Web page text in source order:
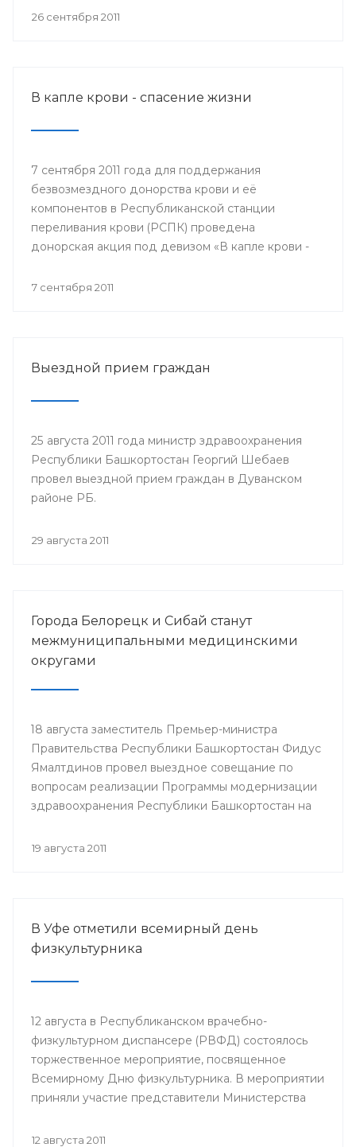
мобильном пункте заготовки крови донором мог
26 сентября 2011
В капле крови - спасение жизни
7 сентября 2011 года для поддержания
безвозмездного донорства крови и её
компонентов в Республиканской станции
переливания крови (РСПК) проведена
донорская акция под девизом «В капле крови -
7 сентября 2011
Выездной прием граждан
25 августа 2011 года министр здравоохранения
Республики Башкортостан Георгий Шебаев
провел выездной прием граждан в Дуванском
районе РБ.
29 августа 2011
Города Белорецк и Сибай станут
межмуниципальными медицинскими
округами
18 августа заместитель Премьер-министра
Правительства Республики Башкортостан Фидус
Ямалтдинов провел выездное совещание по
вопросам реализации Программы модернизации
здравоохранения Республики Башкортостан на
19 августа 2011
В Уфе отметили всемирный день
физкультурника
12 августа в Республиканском врачебно-
физкультурном диспансере (РВФД) состоялось
торжественное мероприятие, посвященное
Всемирному Дню физкультурника. В мероприятии
приняли участие представители Министерства
руководство и медицинский персонал РВФД,
12 августа 2011